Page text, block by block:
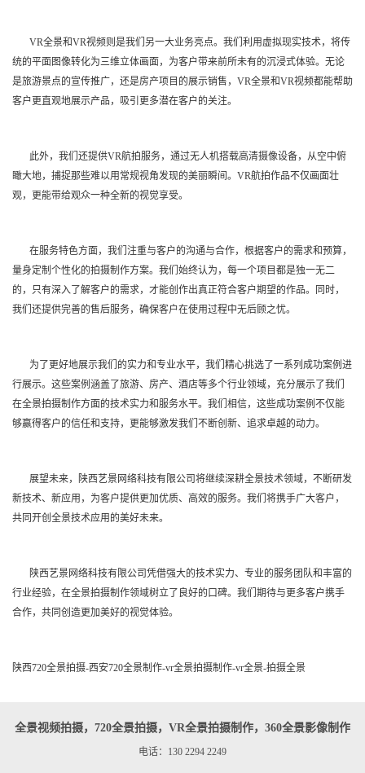
VR全景和VR视频则是我们另一大业务亮点。我们利用虚拟现实技术，将传
统的平面图像转化为三维立体画面，为客户带来前所未有的沉浸式体验。无论
是旅游景点的宣传推广，还是房产项目的展示销售，VR全景和VR视频都能帮助
客户更直观地展示产品，吸引更多潜在客户的关注。
此外，我们还提供VR航拍服务，通过无人机搭载高清摄像设备，从空中俯
瞰大地，捕捉那些难以用常规视角发现的美丽瞬间。VR航拍作品不仅画面壮
观，更能带给观众一种全新的视觉享受。
在服务特色方面，我们注重与客户的沟通与合作，根据客户的需求和预算，
量身定制个性化的拍摄制作方案。我们始终认为，每一个项目都是独一无二
的，只有深入了解客户的需求，才能创作出真正符合客户期望的作品。同时，
我们还提供完善的售后服务，确保客户在使用过程中无后顾之忧。
为了更好地展示我们的实力和专业水平，我们精心挑选了一系列成功案例进
行展示。这些案例涵盖了旅游、房产、酒店等多个行业领域，充分展示了我们
在全景拍摄制作方面的技术实力和服务水平。我们相信，这些成功案例不仅能
够赢得客户的信任和支持，更能够激发我们不断创新、追求卓越的动力。
展望未来，陕西艺景网络科技有限公司将继续深耕全景技术领域，不断研发
新技术、新应用，为客户提供更加优质、高效的服务。我们将携手广大客户，
共同开创全景技术应用的美好未来。
陕西艺景网络科技有限公司凭借强大的技术实力、专业的服务团队和丰富的
行业经验，在全景拍摄制作领域树立了良好的口碑。我们期待与更多客户携手
合作，共同创造更加美好的视觉体验。
陕西720全景拍摄-西安720全景制作-vr全景拍摄制作-vr全景-拍摄全景
全景视频拍摄，720全景拍摄，VR全景拍摄制作，360全景影像制作
电话：130 2294 2249